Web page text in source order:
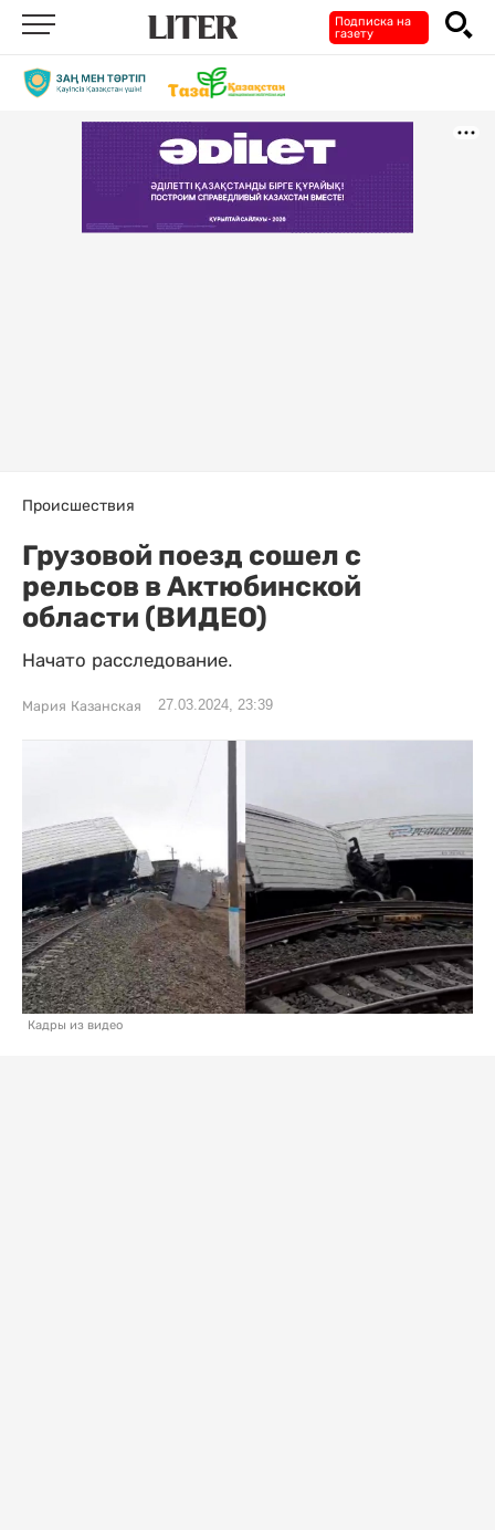
Подписка на
газету
Происшествия
Грузовой поезд сошел с
рельсов в Актюбинской
области (ВИДЕО)
Начато расследование.
Мария Казанская 27.03.2024, 23:39
Кадры из видео